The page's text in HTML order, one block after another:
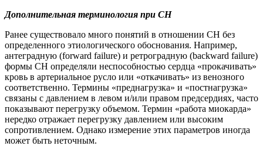
Дополнительная терминология при СН
Ранее существовало много понятий в отношении СН без
определенного этиологического обоснования. Например,
антеградную (forward failure) и ретроградную (backward failure)
формы СН определяли неспособностью сердца «прокачивать»
кровь в артериальное русло или «откачивать» из венозного
соответственно. Термины «преднагрузка» и «постнагрузка»
связаны с давлением в левом и/или правом предсердиях, часто
показывают перегрузку объемом. Термин «работа миокарда»
нередко отражает перегрузку давлением или высоким
сопротивлением. Однако измерение этих параметров иногда
может быть неточным.